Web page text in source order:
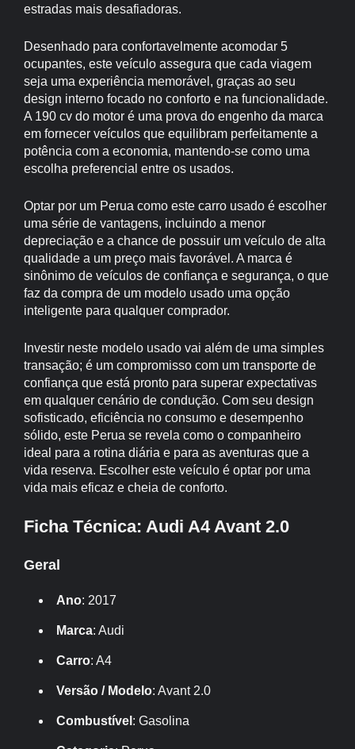
estradas mais desafiadoras.
Desenhado para confortavelmente acomodar 5
ocupantes, este veículo assegura que cada viagem
seja uma experiência memorável, graças ao seu
design interno focado no conforto e na funcionalidade.
A 190 cv do motor é uma prova do engenho da marca
em fornecer veículos que equilibram perfeitamente a
potência com a economia, mantendo-se como uma
escolha preferencial entre os usados.
Optar por um Perua como este carro usado é escolher
uma série de vantagens, incluindo a menor
depreciação e a chance de possuir um veículo de alta
qualidade a um preço mais favorável. A marca é
sinônimo de veículos de confiança e segurança, o que
faz da compra de um modelo usado uma opção
inteligente para qualquer comprador.
Investir neste modelo usado vai além de uma simples
transação; é um compromisso com um transporte de
confiança que está pronto para superar expectativas
em qualquer cenário de condução. Com seu design
sofisticado, eficiência no consumo e desempenho
sólido, este Perua se revela como o companheiro
ideal para a rotina diária e para as aventuras que a
vida reserva. Escolher este veículo é optar por uma
vida mais eficaz e cheia de conforto.
Ficha Técnica: Audi A4 Avant 2.0
Geral
Ano: 2017
Marca: Audi
Carro: A4
Versão / Modelo: Avant 2.0
Combustível : Gasolina